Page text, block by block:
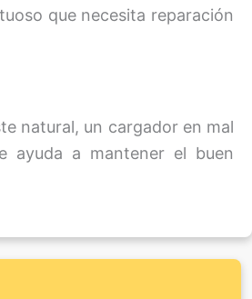
que necesita reparación
natural, un cargador en mal
ayuda a mantener el buen